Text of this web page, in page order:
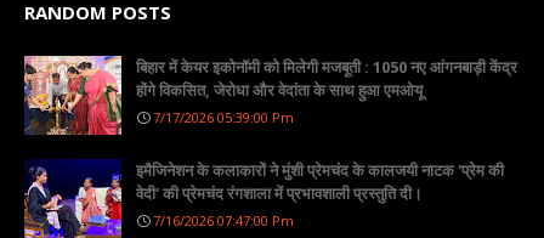
RANDOM POSTS
बिहार में केयर इकोनॉमी को मिलेगी मजबूती : 1050 नए आंगनबाड़ी केंद्र
होंगे विकसित, जेरोधा और वेदांता के साथ हुआ एमओयू
7/17/2026 05:39:00 Pm
इमैजिनेशन के कलाकारों ने मुंशी प्रेमचंद के कालजयी नाटक 'प्रेम की
वेदी' की प्रेमचंद रंगशाला में प्रभावशाली प्रस्तुति दी।
7/16/2026 07:47:00 Pm